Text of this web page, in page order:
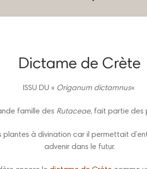
Dictame de Crète
ISSU DU « Origanum dictamnus«
famille des Rutaceae, fait partie des
à divination car il permettait
advenir dans le futur.